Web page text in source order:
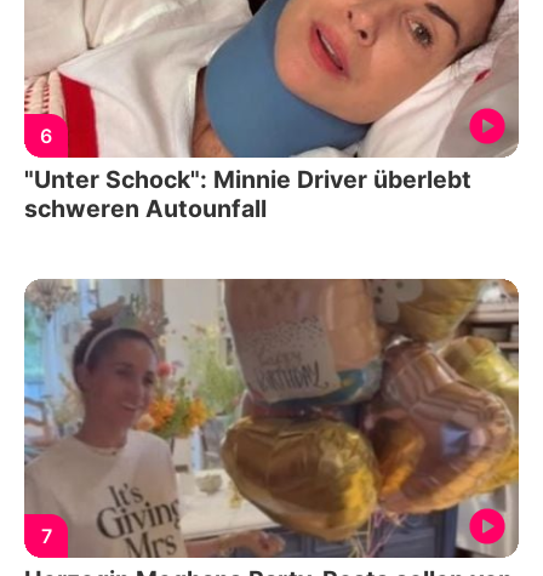
6
"Unter Schock": Minnie Driver überlebt
schweren Autounfall
7